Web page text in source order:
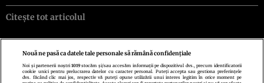
Citește tot articolul
Politica de confidenţialitate Politica de cookiesTermeni şi condiţii
Nouă ne pasă ca datele tale personale să rămână confidențiale
Noi și partenerii noștri1019 stocăm și/sau accesăm informații pe dispozitivul dvs., precum identificatorii
cookie unici pentru prelucrarea datelor cu caracter personal. Puteți accepta sau gestiona preferințele
dvs. făcând clic mai jos, respectiv vă puteți opune utilizării unui interes legitim în orice moment pe